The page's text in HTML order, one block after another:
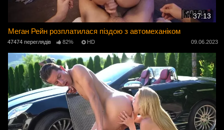
37:13
Меган Рейн розплатилася піздою з автомеханіком
47474 переглядів 82% HD 09.06.2023